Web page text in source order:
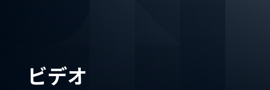
ビデオ